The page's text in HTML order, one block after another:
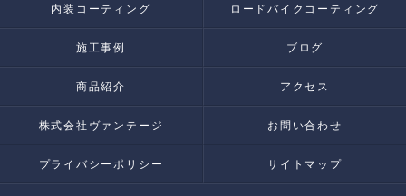
内装コーティング ロードバイクコーティング
施工事例 ブログ
商品紹介 アクセス
株式会社ヴァンテージ お問い合わせ
プライバシーポリシー サイトマップ